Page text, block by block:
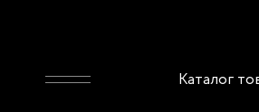
Каталог